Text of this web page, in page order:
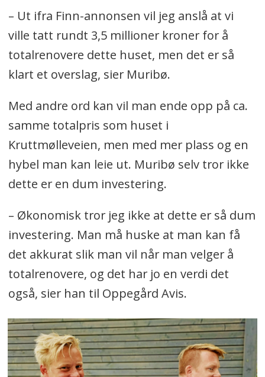
– Ut ifra Finn-annonsen vil jeg anslå at vi
ville tatt rundt 3,5 millioner kroner for å
totalrenovere dette huset, men det er så
klart et overslag, sier Muribø.
Med andre ord kan vil man ende opp på ca.
samme totalpris som huset i
Kruttmølleveien, men med mer plass og en
hybel man kan leie ut. Muribø selv tror ikke
dette er en dum investering.
– Økonomisk tror jeg ikke at dette er så dum
investering. Man må huske at man kan få
det akkurat slik man vil når man velger å
totalrenovere, og det har jo en verdi det
også, sier han til Oppegård Avis.